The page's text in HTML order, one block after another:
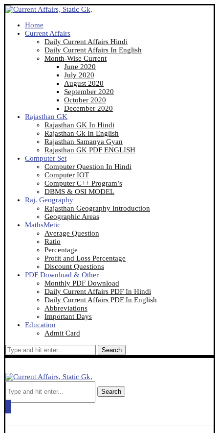
Home
Current Affairs
Daily Current Affairs Hindi
Daily Current Affairs In English
Month-Wise Current
June 2020
July 2020
August 2020
September 2020
October 2020
December 2020
Rajasthan GK
Rajasthan GK In Hindi
Rajasthan Gk In English
Rajasthan Samanya Gyan
Rajasthan GK PDF ENGLISH
Computer Set
Computer Question In Hindi
Computer IOT
Computer C++ Program’s
DBMS & OSI MODEL
Raj. Geography
Rajasthan Geography Introduction
Geographic Areas
MathsMetic
Average Question
Ratio
Percentage
Profit and Loss Percentage
Discount Questions
PDF Download & Other
Monthly PDF Download
Daily Current Affairs PDF In Hindi
Daily Current Affairs PDF In English
Abbreviations
Important Days
Education
Admit Card
Search
Search